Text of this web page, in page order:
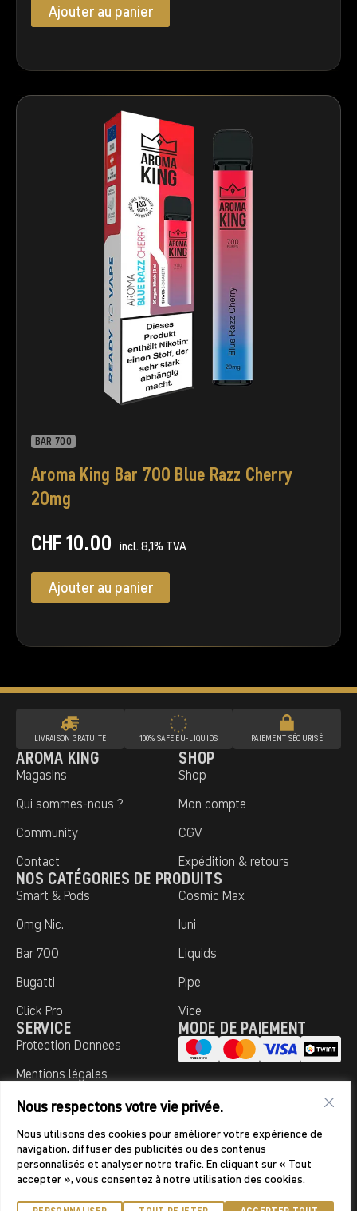
Nous respectons votre vie privée.
Nous utilisons des cookies pour améliorer votre expérience de
navigation, diffuser des publicités ou des contenus
personnalisés et analyser notre trafic. En cliquant sur « Tout
accepter », vous consentez à notre utilisation des cookies.
Ajouter au panier
BAR 700
Aroma King Bar 700 Blue Razz Cherry
20mg
CHF10.00 incl. 8,1% TVA
Ajouter au panier
LIVRAISON GRATUITE 100% SAFE EU‑LIQUIDS PAIEMENT SÉCURISÉ
AROMA KING
Magasins
Qui sommes-nous ?
Community
Contact
SHOP
Shop
Mon compte
CGV
Expédition & retours
NOS CATÉGORIES DE PRODUITS
Smart & Pods
0mg Nic.
Bar 700
Bugatti
Click Pro
Cosmic Max
Iuni
Liquids
Pipe
Vice
SERVICE
Protection Donnees
Mentions légales
MODE DE PAIEMENT
Tous nos produits sont vendus
exclusivement aux personnes de plus
de 18 ans et résidant en Suisse ou au
Liechtenstein.
Aroma King.
réservés.